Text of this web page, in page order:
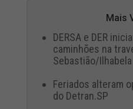
Mais
DERSA e DER
caminhões na
Sebastião/Ilhabela
Feriados alteram
do Detran.SP